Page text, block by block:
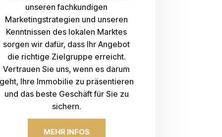
unseren fachkundigen
Marketingstrategien und unseren
Kenntnissen des lokalen Marktes
sorgen wir dafür, dass Ihr Angebot
die richtige Zielgruppe erreicht.
Vertrauen Sie uns, wenn es darum
Ihre Immobilie zu präsentieren
und das beste Geschäft für Sie zu
sichern.
MEHR INFOS